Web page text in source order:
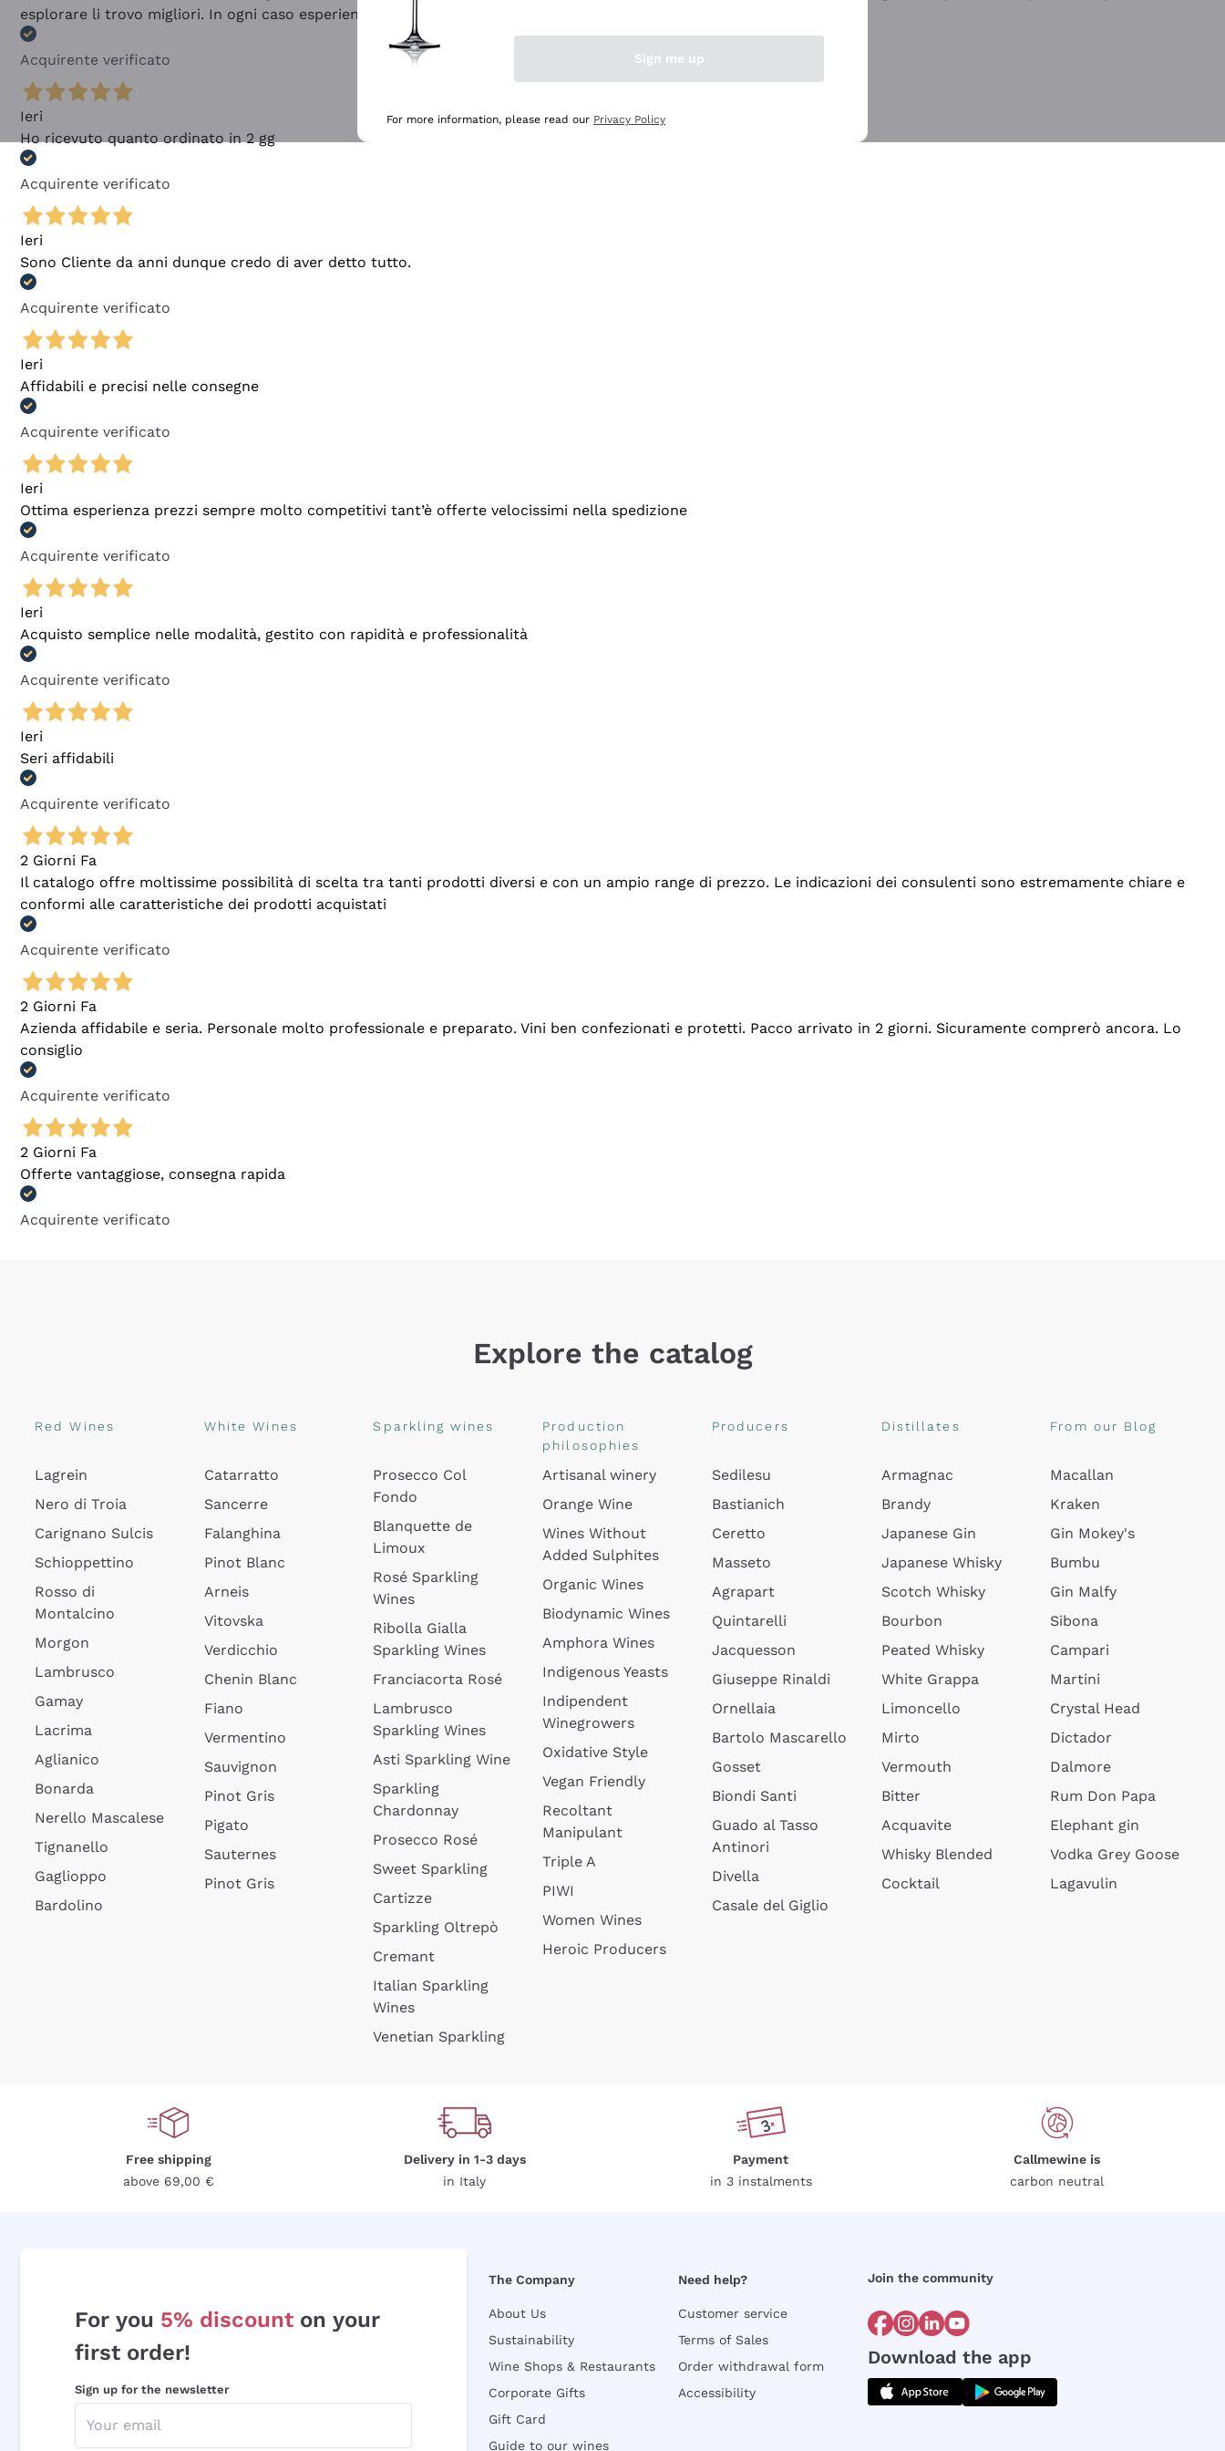
esplorare li trovo migliori. In ogni caso esperienza buona e lo consiglio! 👍
Acquirente verificato
Ieri
Ho ricevuto quanto ordinato in 2 gg
Acquirente verificato
Ieri
Sono Cliente da anni dunque credo di aver detto tutto.
Acquirente verificato
Ieri
Affidabili e precisi nelle consegne
Acquirente verificato
Ieri
Ottima esperienza prezzi sempre molto competitivi tant’è offerte velocissimi nella spedizione
Acquirente verificato
Ieri
Acquisto semplice nelle modalità, gestito con rapidità e professionalità
Acquirente verificato
Ieri
Seri affidabili
Acquirente verificato
2 Giorni Fa
Il catalogo offre moltissime possibilità di scelta tra tanti prodotti diversi e con un ampio range di prezzo. Le indicazioni dei consulenti sono estremamente chiare e
conformi alle caratteristiche dei prodotti acquistati
Acquirente verificato
2 Giorni Fa
Azienda affidabile e seria. Personale molto professionale e preparato. Vini ben confezionati e protetti. Pacco arrivato in 2 giorni. Sicuramente comprerò ancora. Lo
consiglio
Acquirente verificato
2 Giorni Fa
Offerte vantaggiose, consegna rapida
Acquirente verificato
Explore the catalog
Red Wines
Lagrein
Nero di Troia
Carignano Sulcis
Schioppettino
Rosso di
Montalcino
Morgon
Lambrusco
Gamay
Lacrima
Aglianico
Bonarda
Nerello Mascalese
Tignanello
Gaglioppo
Bardolino
White Wines
Catarratto
Sancerre
Falanghina
Pinot Blanc
Arneis
Vitovska
Verdicchio
Chenin Blanc
Fiano
Vermentino
Sauvignon
Pinot Gris
Pigato
Sauternes
Pinot Gris
Sparkling wines
Prosecco Col
Fondo
Blanquette de
Limoux
Rosé Sparkling
Wines
Ribolla Gialla
Sparkling Wines
Franciacorta Rosé
Lambrusco
Sparkling Wines
Asti Sparkling Wine
Sparkling
Chardonnay
Prosecco Rosé
Sweet Sparkling
Cartizze
Sparkling Oltrepò
Cremant
Italian Sparkling
Wines
Venetian Sparkling
Production
philosophies
Artisanal winery
Orange Wine
Wines Without
Added Sulphites
Organic Wines
Biodynamic Wines
Amphora Wines
Indigenous Yeasts
Indipendent
Winegrowers
Oxidative Style
Vegan Friendly
Recoltant
Manipulant
Triple A
PIWI
Women Wines
Heroic Producers
Producers
Sedilesu
Bastianich
Ceretto
Masseto
Agrapart
Quintarelli
Jacquesson
Giuseppe Rinaldi
Ornellaia
Bartolo Mascarello
Gosset
Biondi Santi
Guado al Tasso
Antinori
Divella
Casale del Giglio
Distillates
Armagnac
Brandy
Japanese Gin
Japanese Whisky
Scotch Whisky
Bourbon
Peated Whisky
White Grappa
Limoncello
Mirto
Vermouth
Bitter
Acquavite
Whisky Blended
Cocktail
From our Blog
Macallan
Kraken
Gin Mokey's
Bumbu
Gin Malfy
Sibona
Campari
Martini
Crystal Head
Dictador
Dalmore
Rum Don Papa
Elephant gin
Vodka Grey Goose
Lagavulin
Free shipping
above 69,00 €
Delivery in 1-3 days
in Italy
Payment
in 3 instalments
Callmewine is
carbon neutral
For you 5% discount on your
first order!
Sign up for the newsletter
The Company
About Us
Sustainability
Wine Shops & Restaurants
Corporate Gifts
Gift Card
Guide to our wines
Need help?
Customer service
Terms of Sales
Order withdrawal form
Accessibility
Join the community
Download the app
Sign me up
For more information, please read our Privacy Policy